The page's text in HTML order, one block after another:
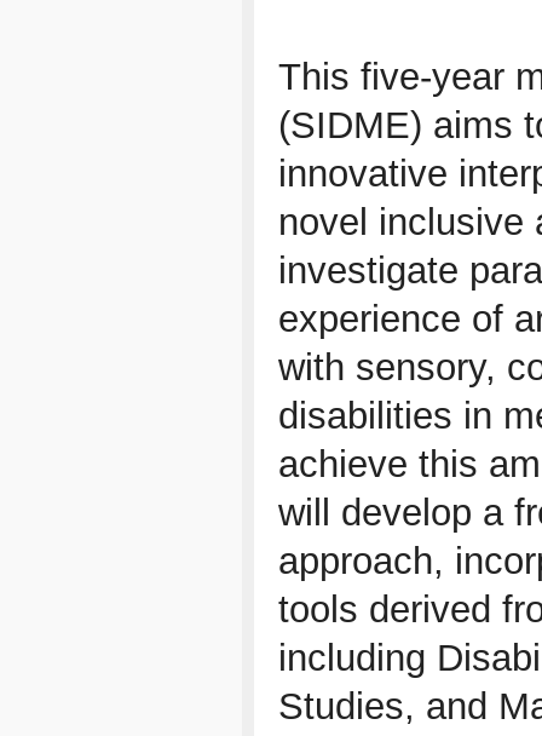
This five-year
(SIDME) aims
innovative
novel inclusive
investigate
experience of
with sensory,
disabilities in
achieve this
will develop a
approach,
tools derived
including
Studies, and